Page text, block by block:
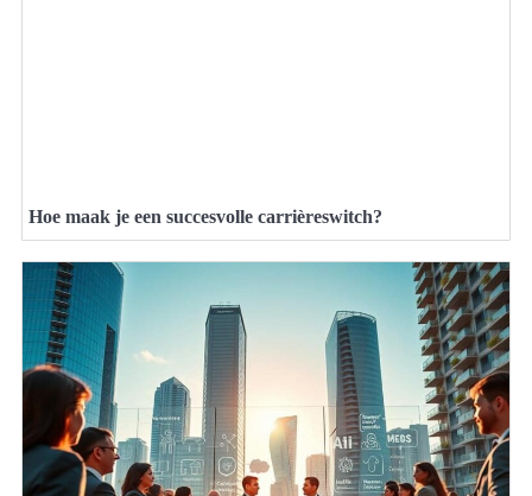
Hoe maak je een succesvolle carrièreswitch?